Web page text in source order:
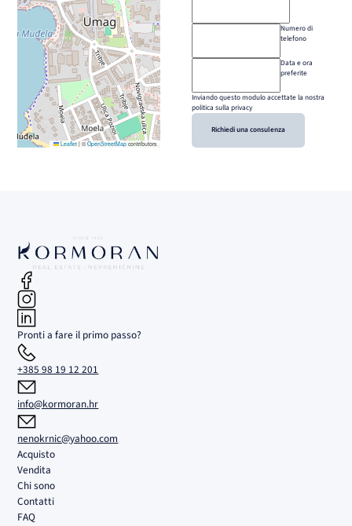
Leaflet |© OpenStreetMapcontributors
Numero di
telefono
Data e ora
preferite
Inviando questo modulo accettate la nostra
politica sulla privacy
Richiedi una consulenza
Pronti a fare il primo passo?
+385 98 19 12 201
info@kormoran.hr
nenokrnic@yahoo.com
Acquisto
Vendita
Chi sono
Contatti
FAQ